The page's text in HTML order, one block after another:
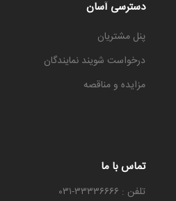
دسترسی آسان
پنل مشتریان
درخواست شویند نمایندگان
مزایده و مناقصه
تماس با ما
تلفن : ۳۳۳۳۶۶۶۶-۰۳۱